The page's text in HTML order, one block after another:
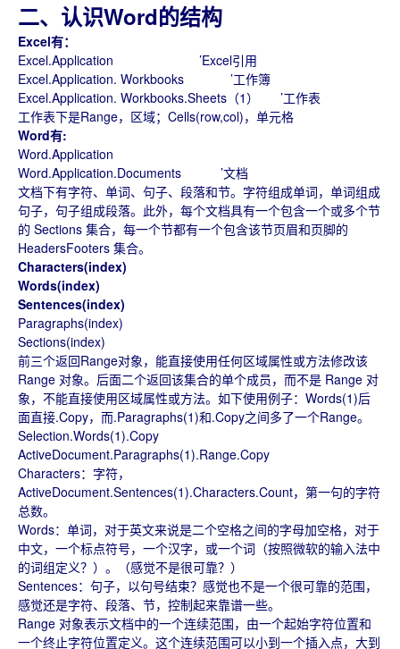
二、认识Word的结构
Excel有：
Excel.Application ’Excel引用
Excel.Application. Workbooks ’工作簿
Excel.Application. Workbooks.Sheets（1） ’工作表
工作表下是Range，区域；Cells(row,col)，单元格
Word有:
Word.Application
Word.Application.Documents ’文档
文档下有字符、单词、句子、段落和节。字符组成单词，单词组成
句子，句子组成段落。此外，每个文档具有一个包含一个或多个节
的 Sections 集合，每一个节都有一个包含该节页眉和页脚的
HeadersFooters 集合。
Characters(index)
Words(index)
Sentences(index)
Paragraphs(index)
Sections(index)
前三个返回Range对象，能直接使用任何区域属性或方法修改该
Range 对象。后面二个返回该集合的单个成员，而不是 Range 对
象，不能直接使用区域属性或方法。如下使用例子：Words(1)后
面直接.Copy，而.Paragraphs(1)和.Copy之间多了一个Range。
Selection.Words(1).Copy
ActiveDocument.Paragraphs(1).Range.Copy
Characters：字符，
ActiveDocument.Sentences(1).Characters.Count，第一句的字符
总数。
Words：单词，对于英文来说是二个空格之间的字母加空格，对于
中文，一个标点符号，一个汉字，或一个词（按照微软的输入法中
的词组定义？）。（感觉不是很可靠？）
Sentences：句子，以句号结束？感觉也不是一个很可靠的范围，
感觉还是字符、段落、节，控制起来靠谱一些。
Range 对象表示文档中的一个连续范围，由一个起始字符位置和
一个终止字符位置定义。这个连续范围可以小到一个插入点，大到